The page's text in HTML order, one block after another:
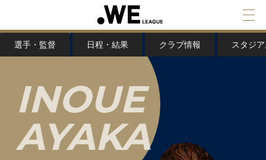
選手・監督 日程・結果 クラブ情報 スタジ
INOUE
AYAKA